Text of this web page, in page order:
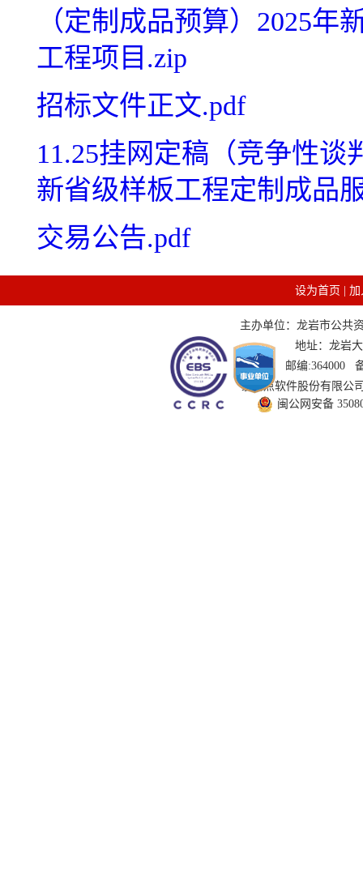
（定制成品预算）2025
工程项目.zip
招标文件正文.pdf
11.25挂网定稿（竞争性谈
新省级样板工程定制成品
交易公告.pdf
设为首页 加
主办单位：龙岩市公共
地址：龙岩
邮编:364000
技术支持：国泰新点软件股份有限
闽公网安备